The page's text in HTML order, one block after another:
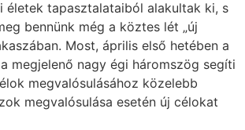
életek tapasztalataiból alakultak ki, s
bennünk még a köztes lét „új
Most, április első hetében a
megjelenő nagy égi háromszög segíti
megvalósulásához közelebb
megvalósulása esetén új célokat